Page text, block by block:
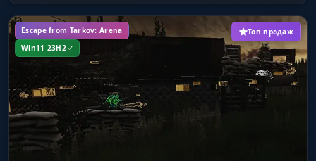
Escape from Tarkov: Arena
Win11 23H2
Топ продаж